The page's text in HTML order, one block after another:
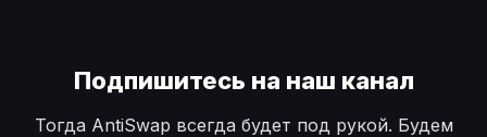
Подпишитесь на наш канал
Тогда AntiSwap всегда будет под рукой. Будем